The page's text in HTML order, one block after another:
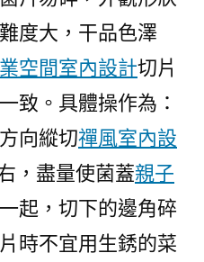
度大，干品色澤
空間室內設計切片
致。具體操作為：
向縱切禪風室內設
，盡量使菌蓋親子
起，切下的邊角碎
時不宜用生銹的菜